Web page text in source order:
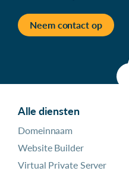
Neem contact op
Alle diensten
Domeinnaam
Website Builder
Virtual Private Server